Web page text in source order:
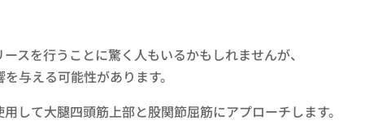
スを行うことに驚く人もいるかもしれませんが、
与える可能性があります。
して大腿四頭筋上部と股関節屈筋にアプローチします。